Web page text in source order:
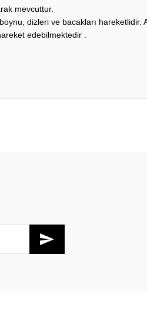
mevcuttur.
dizleri ve bacakları hareketlidir.
edebilmektedir .